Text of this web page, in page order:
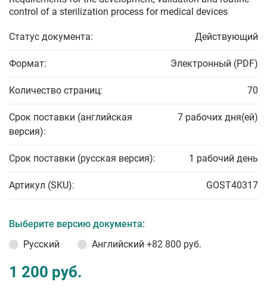
control of a sterilization process for medical devices
Статус документа: Действующий
Формат: Электронный (PDF)
Количество страниц: 70
Срок поставки (английская
версия):
7 рабочих дня(ей)
Срок поставки (русская версия): 1 рабочий день
Артикул (SKU): GOST40317
Выберите версию документа:
Русский
Английский +82 800 руб.
1 200 руб.